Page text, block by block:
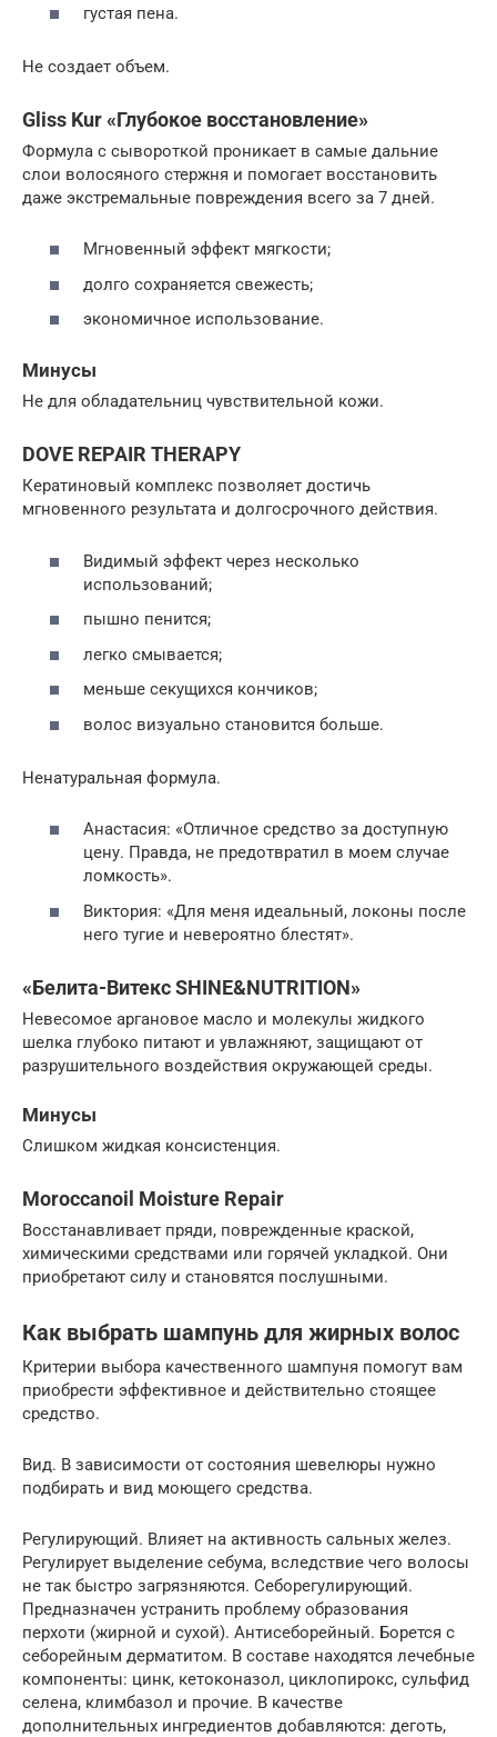
густая пена.
Не создает объем.
Gliss Kur «Глубокое восстановление»
Формула с сывороткой проникает в самые дальние
слои волосяного стержня и помогает восстановить
даже экстремальные повреждения всего за 7 дней.
Мгновенный эффект мягкости;
долго сохраняется свежесть;
экономичное использование.
Минусы
Не для обладательниц чувствительной кожи.
DOVE REPAIR THERAPY
Кератиновый комплекс позволяет достичь
мгновенного результата и долгосрочного действия.
Видимый эффект через несколько
использований;
пышно пенится;
легко смывается;
меньше секущихся кончиков;
волос визуально становится больше.
Ненатуральная формула.
Анастасия: «Отличное средство за доступную
цену. Правда, не предотвратил в моем случае
ломкость».
Виктория: «Для меня идеальный, локоны после
него тугие и невероятно блестят».
«Белита-Витекс SHINE&NUTRITION»
Невесомое аргановое масло и молекулы жидкого
шелка глубоко питают и увлажняют, защищают от
разрушительного воздействия окружающей среды.
Минусы
Слишком жидкая консистенция.
Moroccanoil Moisture Repair
Восстанавливает пряди, поврежденные краской,
химическими средствами или горячей укладкой. Они
приобретают силу и становятся послушными.
Как выбрать шампунь для жирных волос
Критерии выбора качественного шампуня помогут вам
приобрести эффективное и действительно стоящее
средство.
Вид. В зависимости от состояния шевелюры нужно
подбирать и вид моющего средства.
Регулирующий. Влияет на активность сальных желез.
Регулирует выделение себума, вследствие чего волосы
не так быстро загрязняются. Себорегулирующий.
Предназначен устранить проблему образования
перхоти (жирной и сухой). Антисеборейный. Борется с
себорейным дерматитом. В составе находятся лечебные
компоненты: цинк, кетоконазол, циклопирокс, сульфид
селена, климбазол и прочие. В качестве
дополнительных ингредиентов добавляются: деготь,